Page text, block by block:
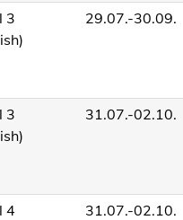
3
29.07.-30.09.
3
31.07.-02.10.
4
31.07.-02.10.